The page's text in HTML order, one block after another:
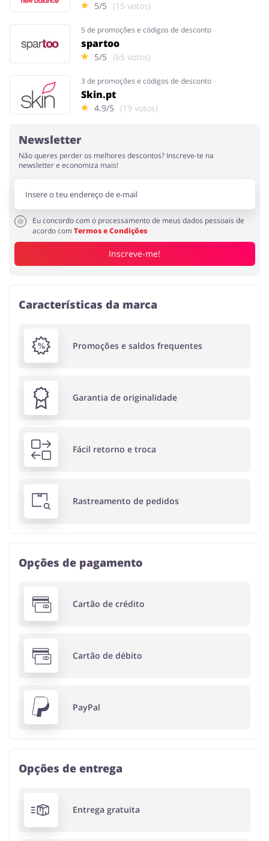
5/5 (15 votos)
5 de promoções e códigos de desconto
spartoo
5/5 (65 votos)
3 de promoções e códigos de desconto
Skin.pt
4.9/5 (19 votos)
Newsletter
Não queres perder os melhores descontos? Inscreve-te na
newsletter e economiza mais!
Eu concordo com o processamento de meus dados pessoais de
acordo comTermos e Condições
Inscreve-me!
Características da marca
Promoções e saldos frequentes
Garantia de originalidade
Fácil retorno e troca
Rastreamento de pedidos
Opções de pagamento
Cartão de crédito
Cartão de débito
PayPal
Opções de entrega
Entrega gratuita